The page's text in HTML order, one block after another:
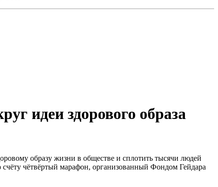
идеи здорового образа
образу жизни в обществе и сплотить тысячи людей
чётвёртый марафон, организованный Фондом Гейдара